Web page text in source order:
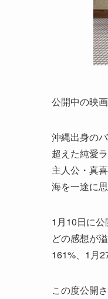
公開中の映
沖縄出身の
超えた純愛
主人公・真
海を一途に
1月10日に
どの感想が
161%、1月
この度公開